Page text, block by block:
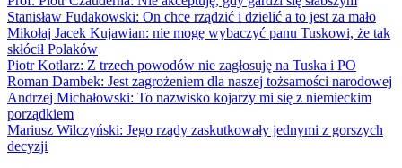
Stanisław Fudakowski: On chce rządzić i dzielić a to jest za mało
Mikołaj Jacek Kujawian: nie mogę wybaczyć panu Tuskowi, że tak
skłócił Polaków
Piotr Kotlarz: Z trzech powodów nie zagłosuję na Tuska i PO
Roman Dambek: Jest zagrożeniem dla naszej tożsamości narodowej
Andrzej Michałowski: To nazwisko kojarzy mi się z niemieckim
porządkiem
Mariusz Wilczyński: Jego rządy zaskutkowały jednymi z gorszych
decyzji